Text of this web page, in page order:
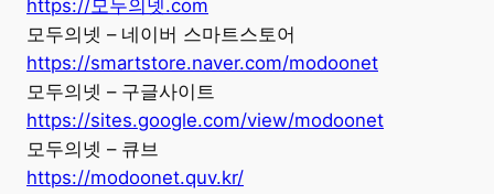
https://모두의넷.com
모두의넷 – 네이버 스마트스토어
https://smartstore.naver.com/modoonet
모두의넷 – 구글사이트
https://sites.google.com/view/modoonet
모두의넷 – 큐브
https://modoonet.quv.kr/